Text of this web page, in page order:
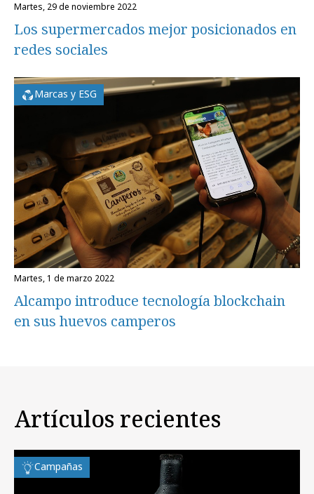
martes, 29 de noviembre 2022
Los supermercados mejor posicionados en
redes sociales
Marcas y ESG
martes, 1 de marzo 2022
Alcampo introduce tecnología blockchain
en sus huevos camperos
Artículos recientes
Campañas